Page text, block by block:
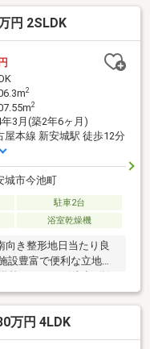
安城店：徒歩6分
購入するにあたり、物
ます・物件のメリッ
円 2SLDK
2
2
3月(築2年6ヶ月)
屋本線 新安城駅 徒歩12分
城市今池町
駐車2台
浴室乾燥機
き整形地日当たり良
設豊富で便利な立地！
わせください！平日、
自営業の方、勤務年数
万円 4LDK